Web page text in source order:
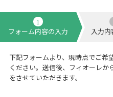
1
フォーム内容の入力 入力
下記フォームより、現時点でご希
ください。送信後、フィオーレ
をさせていただきます。